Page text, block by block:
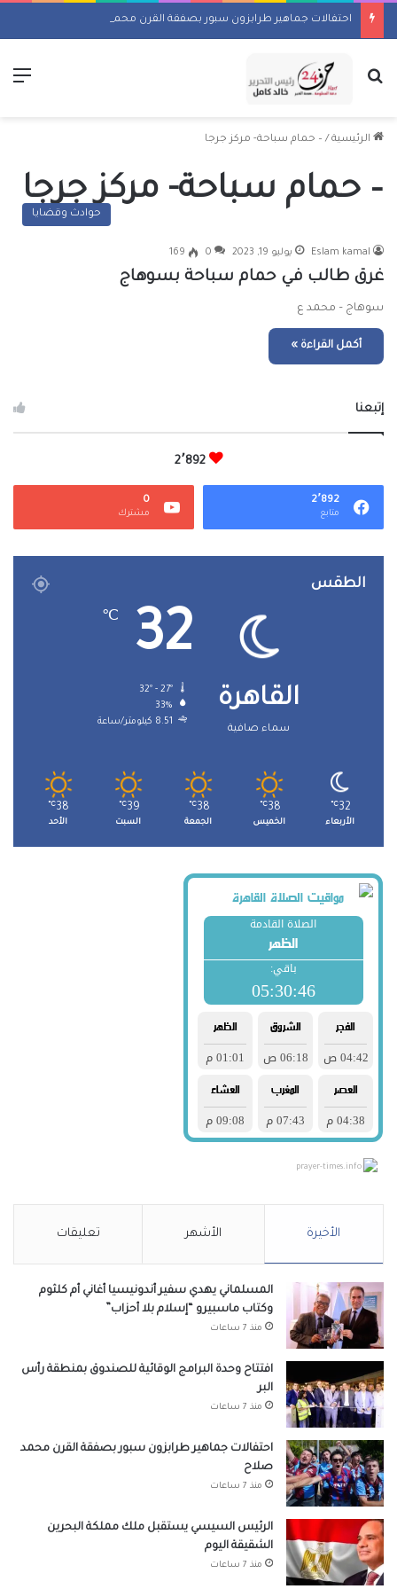
احتفالات جماهير طرابزون سبور بصفقة القرن محمد صلاح
بحث عن
الرئيسية / – حمام سباحة- مركز جرجا
– حمام سباحة- مركز جرجا
حوادث وقضايا
Eslam kamal يوليو 19, 2023 0
169
غرق طالب في حمام سباحة بسوهاج
سوهاج – محمد ع
أكمل القراءة »
إتبعنا
2٬892
2٬892
متابع
0
مشترك
الطقس
القاهرة
سماء صافية
32
℃
33%
8.51 كيلومتر/ساعة
32
℃
الأربعاء
38
℃
الخميس
38
℃
الجمعة
39
℃
السبت
38
℃
الأحد
prayer-times.info
الأخيرة الأشهر تعليقات
المسلماني يهدي سفير أندونيسيا أغاني أم كلثوم
وكتاب ماسبيرو “إسلام بلا أحزاب”
منذ 7 ساعات
افتتاح وحدة البرامج الوقائية للصندوق بمنطقة رأس
البر
منذ 7 ساعات
احتفالات جماهير طرابزون سبور بصفقة القرن محمد
صلاح
منذ 7 ساعات
الرئيس السيسي يستقبل ملك مملكة البحرين
الشقيقة اليوم
منذ 7 ساعات